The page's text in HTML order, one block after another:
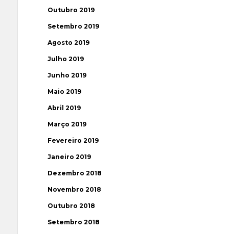
Outubro 2019
Setembro 2019
Agosto 2019
Julho 2019
Junho 2019
Maio 2019
Abril 2019
Março 2019
Fevereiro 2019
Janeiro 2019
Dezembro 2018
Novembro 2018
Outubro 2018
Setembro 2018